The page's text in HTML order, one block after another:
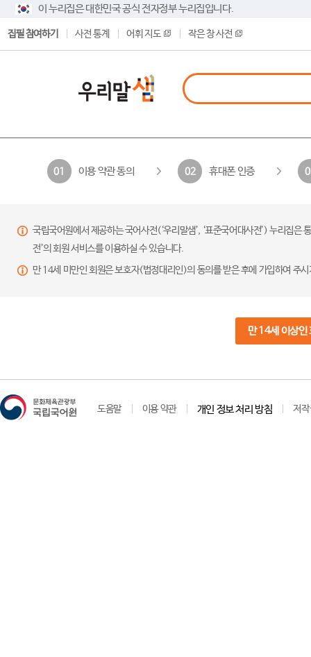
이 누리집은 대한민국 공식 전자정부 누리집입니다.
집필 참여하기 사전 통계 어휘 지도 작은 창 사전
01 이용 약관 동의 02 휴대폰 인증
국립국어원에서 제공하는 국어사전(‘우리말샘’, ‘표준국어대사전’) 누리집
전’의 회원 서비스를 이용하실 수 있습니다.
만 14세 미만인 회원은 보호자(법정대리인)의 동의를 받은 후에 가입하여 주
만 14세 이상인
도움말 이용 약관 개인 정보 처리 방침 저